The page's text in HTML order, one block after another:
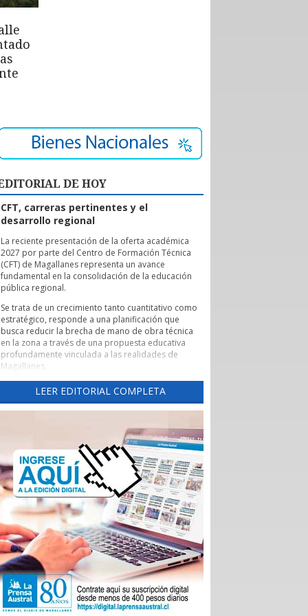
DE HOY
CFT, carreras pertinentes y el
desarrollo regional
La reciente presentación de la oferta académica
2027 por parte del Centro de Formación Técnica
(CFT) de Magallanes representa un avance
fundamental en la consolidación de la educación
pública regional.
Se trata de un crecimiento tanto cuantitativo como
estratégico, responde a una planificación que
busca reducir la brecha de mano de obra técnica
en la zona a través de una propuesta educativa
profundamente vinculada a las realidades de
Magallanes.
Evaluación de pertinencia y conexión con el sector
productivo forman parte de uno de los pilares de
esta nueva etapa. Según lo explicado por la
necesidades reales de los sectores productivos y
de servicios de la región, asegurando que los
egresados cuenten con una inserción laboral
efectiva y que la formación no derive en una
saturación del mercado, sino en una respuesta a
demandas insatisfechas. Carreras como
Instrumentación y Control de Procesos Industriales
y Logística con mención en Operaciones
Portuarias, que se impartirán tanto en la capital
regional como en Puerto Natales, son ejemplos
claros de formación técnica orientada a los
desafíos productivos actuales.
También cabe destacar la expansión territorial,
con las nuevas sedes en Punta Arenas y Puerto
Natales.
LEER EDITORIAL COMPLETA